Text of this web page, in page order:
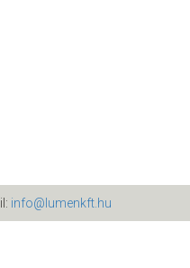
info@lumenkft.hu